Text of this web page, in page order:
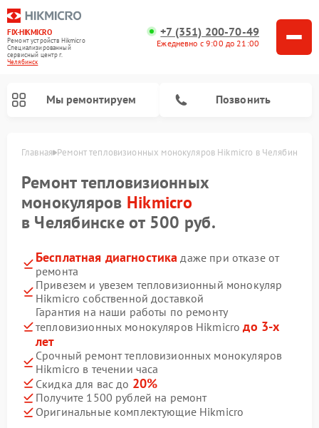
FIX-HIKMICRO
Ремонт устройств Hikmicro
Специализированный
cервисный центр г.
Челябинск
+7 (351) 200-70-49
Ежедневно с 9:00 до 21:00
Мы ремонтируем Позвонить
Главная Ремонт тепловизионных монокуляров Hikmicro в Челябинске
Ремонт тепловизионных
монокуляров Hikmicro
в Челябинске от 500 руб.
Бесплатная диагностика даже при отказе от
ремонта
Привезем и увезем тепловизионный монокуляр
Hikmicro собственной доставкой
Гарантия на наши работы по ремонту
тепловизионных монокуляров Hikmicroдо 3-х
лет
Срочный ремонт тепловизионных монокуляров
Hikmicro в течении часа
Скидка для вас до 20%
Получите 1500 рублей на ремонт
Оригинальные комплектующие Hikmicro